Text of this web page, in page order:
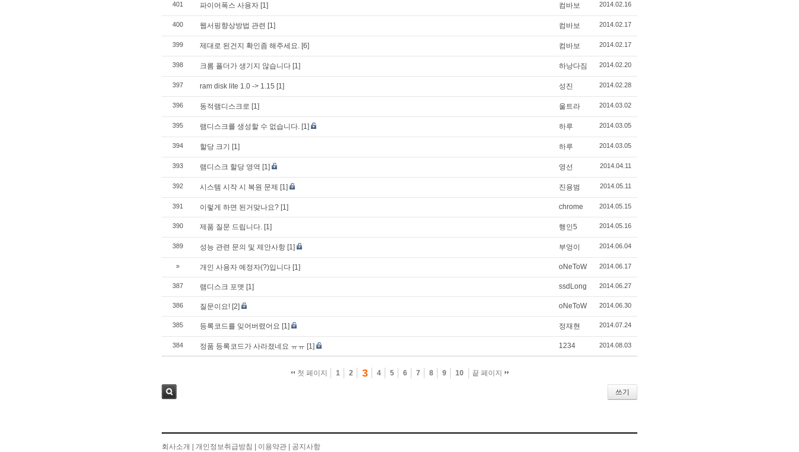
401 파이어폭스 사용자 [1] 컴바보 2014.02.16
400 웹서핑향상방법 관련 [1] 컴바보 2014.02.17
399 제대로 된건지 확인좀 해주세요. [6] 컴바보 2014.02.17
398 크롬 폴더가 생기지 않습니다 [1] 하낭다짐 2014.02.20
397 ram disk lite 1.0 -> 1.15 [1] 성진 2014.02.28
396 동적램디스크로 [1] 울트라 2014.03.02
395 램디스크를 생성할 수 없습니다. [1] 하루 2014.03.05
394 할당 크기 [1] 하루 2014.03.05
393 램디스크 할당 영역 [1] 영선 2014.04.11
392 시스템 시작 시 복원 문제 [1] 진용범 2014.05.11
391 이렇게 하면 된거맞나요? [1] chrome 2014.05.15
390 제품 질문 드립니다. [1] 행인5 2014.05.16
389 성능 관련 문의 및 제안사항 [1] 부엉이 2014.06.04
» 개인 사용자 예정자(?)입니다 [1] oNeToW 2014.06.17
387 램디스크 포맷 [1] ssdLong 2014.06.27
386 질문이요! [2] oNeToW 2014.06.30
385 등록코드를 잊어버렸어요 [1] 정재현 2014.07.24
384 정품 등록코드가 사라졌네요 ㅠㅠ [1] 1234 2014.08.03
첫 페이지 1 2 3 4 5 6 7 8 9 10 끝 페이지
쓰기
회사소개 개인정보취급방침 이용약관 공지사항